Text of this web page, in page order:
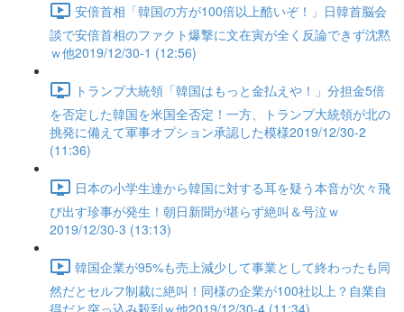
安倍首相「韓国の方が100倍以上酷いぞ！」日韓首脳会
談で安倍首相のファクト爆撃に文在寅が全く反論できず沈黙
ｗ他2019/12/30-1 (12:56)
トランプ大統領「韓国はもっと金払えや！」分担金5倍
を否定した韓国を米国全否定！一方、トランプ大統領が北の
挑発に備えて軍事オプション承認した模様2019/12/30-2
(11:36)
日本の小学生達から韓国に対する耳を疑う本音が次々飛
び出す珍事が発生！朝日新聞が堪らず絶叫＆号泣ｗ
2019/12/30-3 (13:13)
韓国企業が95%も売上減少して事業として終わったも同
然だとセルフ制裁に絶叫！同様の企業が100社以上？自業自
得だと突っ込み殺到ｗ他2019/12/30-4 (11:34)